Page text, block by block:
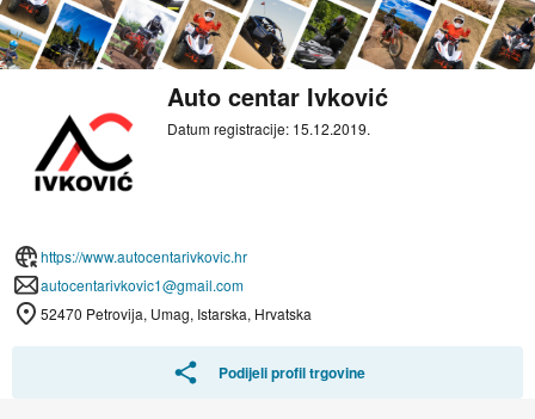
Auto centar Ivković
Datum registracije: 15.12.2019.
https://www.autocentarivkovic.hr
autocentarivkovic1@gmail.com
52470 Petrovija, Umag, Istarska, Hrvatska
Podijeli profil trgovine